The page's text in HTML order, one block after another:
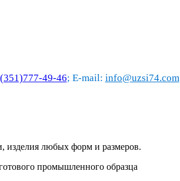
49-46; E-mail: info@uzsi74.com
изделия любых форм и размеров.
промышленного образца